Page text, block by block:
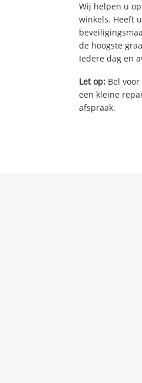
Wij helpen u
winkels. Heeft
de hoogste
Iedere dag en
Let op: Bel
een kleine
afspraak.